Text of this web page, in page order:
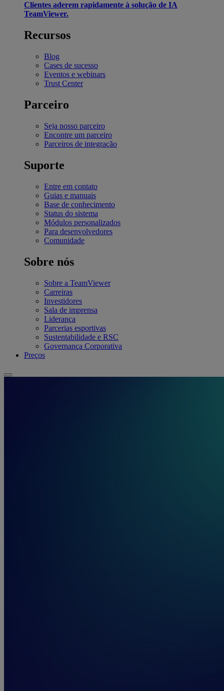
Clientes aderem rapidamente à solução de IA
TeamViewer.
Recursos
Blog
Cases de sucesso
Eventos e webinars
Trust Center
Parceiro
Seja nosso parceiro
Encontre um parceiro
Parceiros de integração
Suporte
Entre em contato
Guias e manuais
Base de conhecimento
Status do sistema
Módulos personalizados
Para desenvolvedores
Comunidade
Sobre nós
Sobre a TeamViewer
Carreiras
Investidores
Sala de imprensa
Liderança
Parcerias esportivas
Sustentabilidade e RSC
Governança Corporativa
Preços